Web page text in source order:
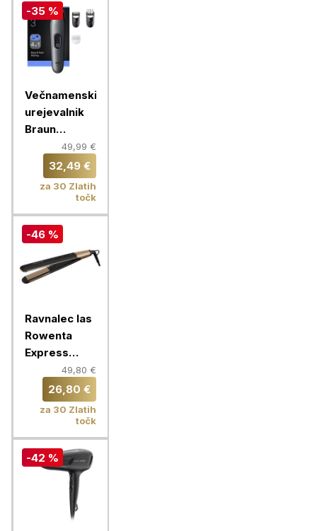
-35 %
Večnamenski
urejevalnik
Braun
Multigroomer
AIO 3500
49,99 €
32,49 €
za 30 Zlatih
točk
-46 %
Ravnalec las
Rowenta
Express
Shine Argan
SF4630F0
49,80 €
26,80 €
za 30 Zlatih
točk
-42 %